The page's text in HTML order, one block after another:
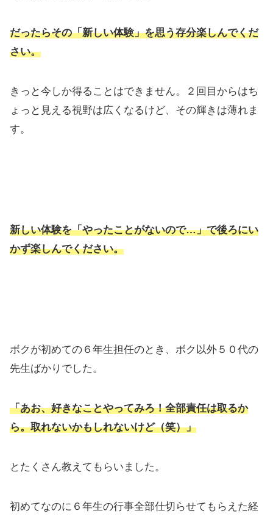
だったらその「新しい体験」を思う存分楽しんでくだ
さい。
きっと今しか得ることはできません。２回目からはち
ょっと見える視野は広くなるけど、その輝きは薄れま
す。
新しい体験を「やったことがないので…」で後ろにい
かず楽しんでください。
ボクが初めての６年生担任のとき、ボク以外５０代の
先生ばかりでした。
「あお、好きなことやってみろ！全部責任は取るか
ら。取れないかもしれないけど（笑）」
とたくさん教えてもらいました。
初めてなのに６年生の行事全部仕切らせてもらえた経